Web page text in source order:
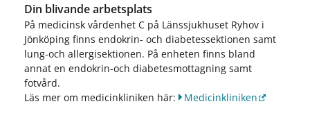
Din blivande arbetsplats
På medicinsk vårdenhet C på Länssjukhuset Ryhov i
Jönköping finns endokrin- och diabetessektionen samt
lung-och allergisektionen. På enheten finns bland
annat en endokrin-och diabetesmottagning samt
fotvård.
Läs mer om medicinkliniken här:
Medicinkliniken